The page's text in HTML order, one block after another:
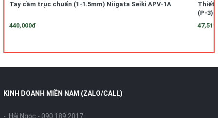
Tay cầm trục chuẩn (1-1.5mm) Niigata Seiki APV-1A
440,000đ
Thiết
(P-3)
KINH DOANH MIỀN NAM (ZALO/CALL)
- Hải Ngọc - 090.189.2017